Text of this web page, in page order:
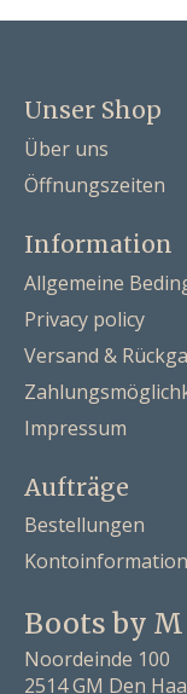
Unser Shop
Über uns
Öffnungszeiten
Information
Allgemeine
Privacy policy
Versand &
Impressum
Aufträge
Bestellungen
Boots by M
Noordeinde 100
2514 GM Den